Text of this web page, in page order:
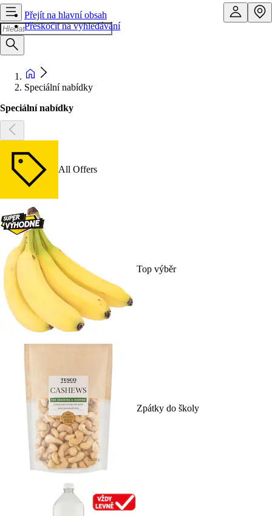
Přejít na hlavní obsah
Přeskočit na vyhledávání
Speciální nabídky
Speciální nabídky
All Offers
Top výběr
Zpátky do školy